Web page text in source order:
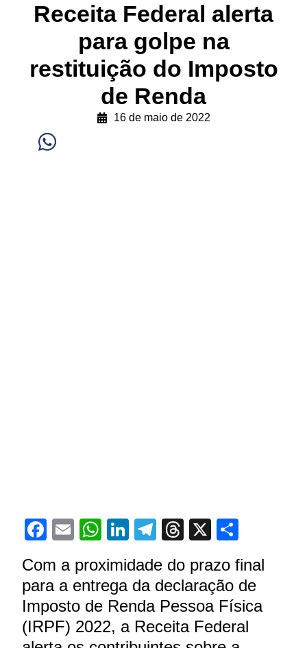
Receita Federal alerta
para golpe na
restituição do Imposto
de Renda
16 de maio de 2022
Facebook
EmailWhatsApp
LinkedIn
Telegram
Threads
X
Com a proximidade do prazo final
para a entrega da declaração de
Imposto de Renda Pessoa Física
(IRPF) 2022, a Receita Federal